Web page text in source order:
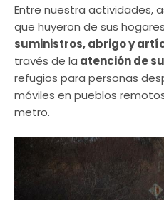
Entre nuestra actividades,
que huyeron de sus
suministros, abrigo y
través de la atención de
refugios para personas
móviles en pueblos
metro.​​​